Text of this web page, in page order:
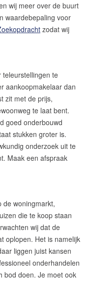
wij meer over de buurt
waardebepaling voor
zodat wij
teleurstellingen te
aankoopmakelaar dan
zit met de prijs,
te laat bent.
goed onderbouwd
stukken groter is.
onderzoek uit te
Maak een afspraak
de woningmarkt,
die te koop staan
wij dat de
oplopen. Het is namelijk
liggen juist kansen
onderhandelen
bod doen. Je moet ook